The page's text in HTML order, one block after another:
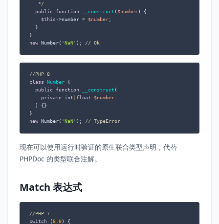
*/
public
function __construct ( $number)
{
$this->number = $number;
  }
new Number( 'NaN' ); // Ok
//PHP 8
class
Number
{
public
function __construct (
private
int float
$number
)
{}
new Number( 'NaN' ); // TypeError
现在可以使用运行时验证的原生联合类型声明，代替
PHPDoc 的类型联合注解。
Match 表达式
//PHP 7
switch (8.0) {